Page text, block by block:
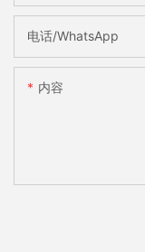
电话/WhatsApp
内容